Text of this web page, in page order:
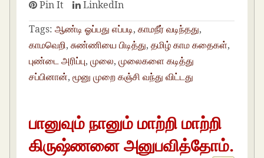
Pin It
LinkedIn
Tags: ஆண்டி ஓப்பது எப்படி,காமநீர் வடிந்தது,
காமவெறி,சுண்ணியை பிடித்து,தமிழ் காம கதைகள்,
புண்டை அரிப்பு,முலை,முலைகளை கடித்து
சப்பினான்,மூனு முறை கஞ்சி வந்து விட்டது
பானுவும் நானும் மாற்றி மாற்றி
கிருஷ்ணனை அனுபவித்தோம்.